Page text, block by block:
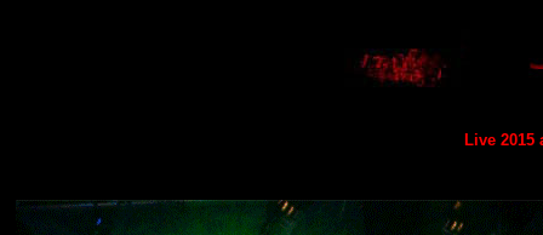
Live 2015